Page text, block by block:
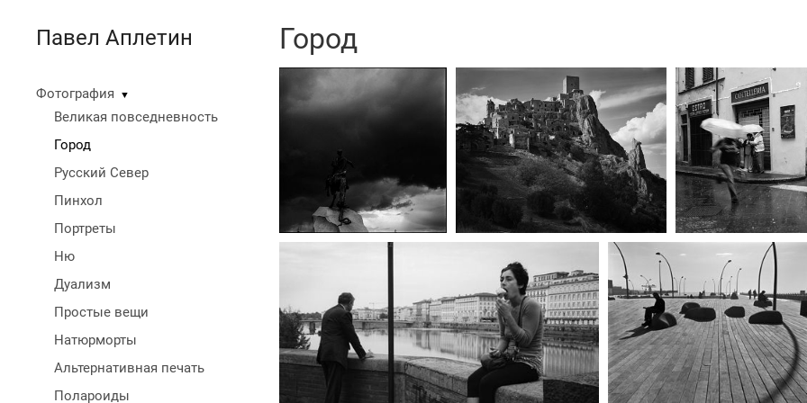
Павел Аплетин
Фотография ▼
Великая повседневность
Город
Русский Север
Пинхол
Портреты
Ню
Дуализм
Простые вещи
Натюрморты
Альтернативная печать
Полароиды
Город